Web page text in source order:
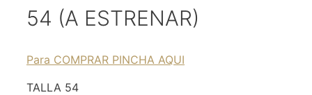
54 (A ESTRENAR)
Para COMPRAR PINCHA AQUI
TALLA 54